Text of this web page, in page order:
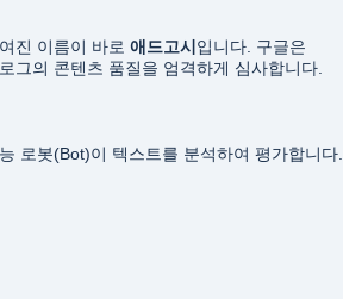
진 이름이 바로 애드고시 입니다. 구글은
그의 콘텐츠 품질을 엄격하게 심사합니다.
로봇(Bot)이 텍스트를 분석하여 평가합니다.